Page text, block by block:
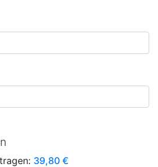
39,80 €